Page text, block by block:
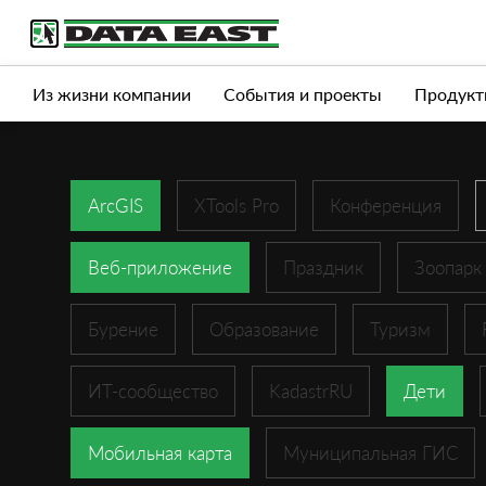
Услуги Продукты Истории успеха
Из жизни компании События и проекты
ArcGIS XTools Pro Конференция
Веб-приложение Праздник Зоопарк
Бурение Образование Туризм
ИТ-сообщество KadastrRU Дети
Мобильная карта Муниципальная ГИС